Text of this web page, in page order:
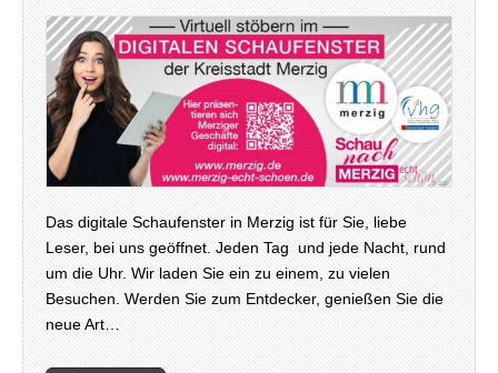
Das digitale Schaufenster in Merzig ist für Sie, liebe
Leser, bei uns geöffnet. Jeden Tag und jede Nacht, rund
um die Uhr. Wir laden Sie ein zu einem, zu vielen
Besuchen. Werden Sie zum Entdecker, genießen Sie die
neue Art…